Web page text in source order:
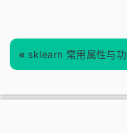
« sklearn 常用属性与